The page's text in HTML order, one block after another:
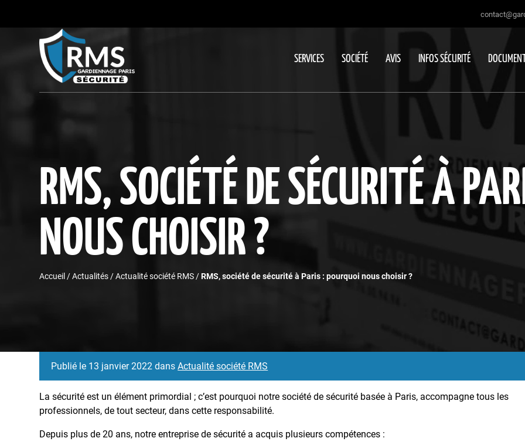
SERVICES SOCIÉTÉ AVIS INFOS SÉCURITÉ
RMS, SOCIÉTÉ DE SÉCURITÉ À
NOUS CHOISIR ?
Accueil /Actualités /Actualité société RMS /RMS, société de sécurité à Paris : pourquoi nous choisir ?
Publié le 13 janvier 2022 dansActualité société RMS
La sécurité est un élément primordial ; c’est pourquoi notre société de sécurité basée à Paris, accompagne tous les
professionnels, de tout secteur, dans cette responsabilité.
Depuis plus de 20 ans, notre entreprise de sécurité a acquis plusieurs compétences :